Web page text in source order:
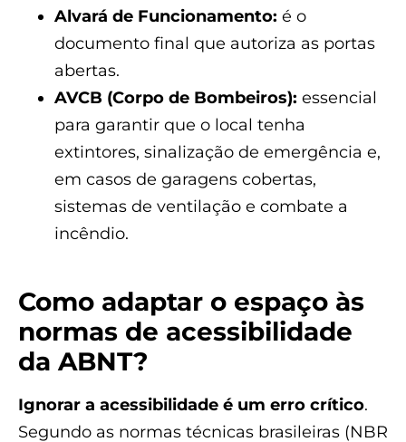
Alvará de Funcionamento: é o
documento final que autoriza as portas
abertas.
AVCB (Corpo de Bombeiros): essencial
para garantir que o local tenha
extintores, sinalização de emergência e,
em casos de garagens cobertas,
sistemas de ventilação e combate a
incêndio.
Como adaptar o espaço às
normas de acessibilidade
da ABNT?
Ignorar a acessibilidade é um erro crítico.
Segundo as normas técnicas brasileiras (NBR